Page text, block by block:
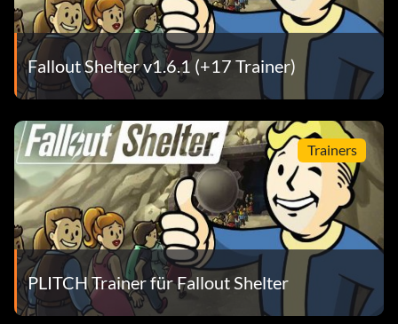
Fallout Shelter v1.6.1 (+17 Trainer)
Trainers
PLITCH Trainer für Fallout Shelter